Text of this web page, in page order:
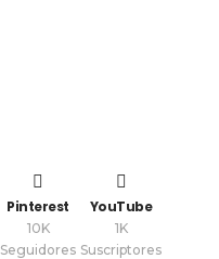
Pinterest
10K
Seguidores
YouTube
1K
Suscriptores